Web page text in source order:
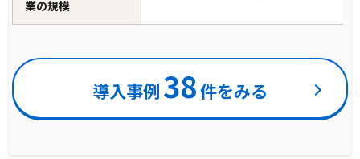
業の規模
導入事例 38件をみる